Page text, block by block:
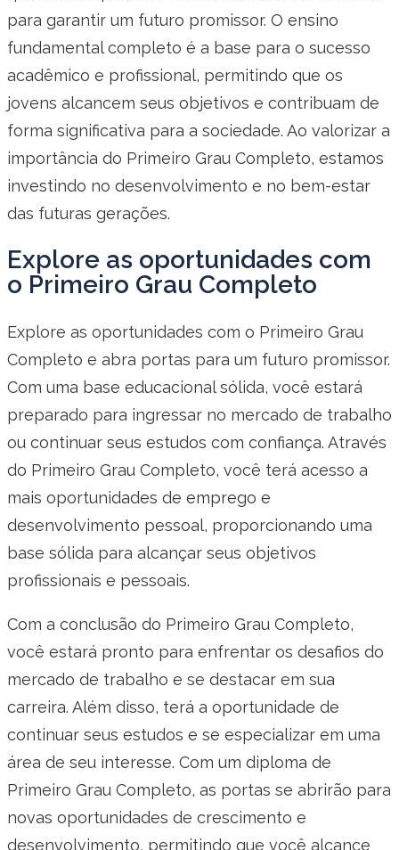
para garantir um futuro promissor. O ensino
fundamental completo é a base para o sucesso
acadêmico e profissional, permitindo que os
jovens alcancem seus objetivos e contribuam de
forma significativa para a sociedade. Ao valorizar a
importância do Primeiro Grau Completo, estamos
investindo no desenvolvimento e no bem-estar
das futuras gerações.
Explore as oportunidades com
o Primeiro Grau Completo
Explore as oportunidades com o Primeiro Grau
Completo e abra portas para um futuro promissor.
Com uma base educacional sólida, você estará
preparado para ingressar no mercado de trabalho
ou continuar seus estudos com confiança. Através
do Primeiro Grau Completo, você terá acesso a
mais oportunidades de emprego e
desenvolvimento pessoal, proporcionando uma
base sólida para alcançar seus objetivos
profissionais e pessoais.
Com a conclusão do Primeiro Grau Completo,
você estará pronto para enfrentar os desafios do
mercado de trabalho e se destacar em sua
carreira. Além disso, terá a oportunidade de
continuar seus estudos e se especializar em uma
área de seu interesse. Com um diploma de
Primeiro Grau Completo, as portas se abrirão para
novas oportunidades de crescimento e
desenvolvimento, permitindo que você alcance